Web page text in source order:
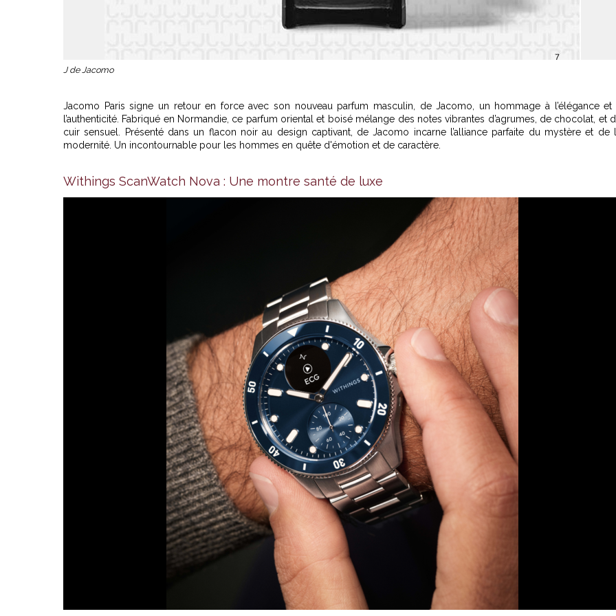
J de Jacomo
Jacomo Paris signe un retour en force avec son nouveau parfum masculin, de Jacomo, un hommage à l’élégance et
l’authenticité. Fabriqué en Normandie, ce parfum oriental et boisé mélange des notes vibrantes d’agrumes, de chocolat, et
cuir sensuel. Présenté dans un flacon noir au design captivant, de Jacomo incarne l’alliance parfaite du mystère et de
modernité. Un incontournable pour les hommes en quête d'émotion et de caractère.
Withings ScanWatch Nova : Une montre santé de luxe